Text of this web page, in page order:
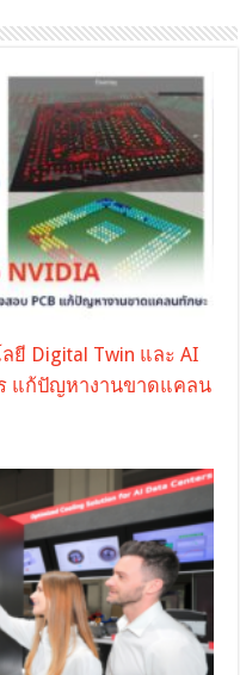
ยี Digital Twin และ AI
แก้ปัญหางานขาดแคลน